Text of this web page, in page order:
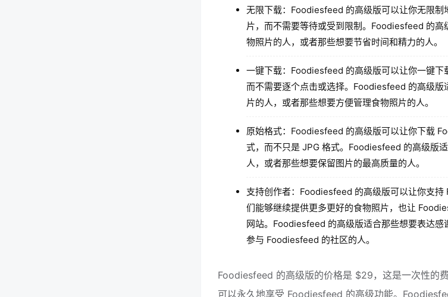
无限下载：Foodiesfeed 的高级版可以让你无限
片，而不需要等待或受到限制。Foodiesfeed 的高
物照片的人，或者那些想要节省时间和精力的人。
一键下载：Foodiesfeed 的高级版可以让你一键下
而不需要逐个点击或选择。Foodiesfeed 的高级版
片的人，或者那些想要方便管理食物照片的人。
原始格式：Foodiesfeed 的高级版可以让你下载
式，而不只是 JPG 格式。Foodiesfeed 的高级版
人，或者那些想要保留图片的最高质量的人。
支持创作者：Foodiesfeed 的高级版可以让你支
们能够继续提供更多更好的食物照片，也让
网站。Foodiesfeed 的高级版适合那些想要表达感
参与 Foodiesfeed 的社区的人。
Foodiesfeed 的高级版的价格是 $29，这是一次性的
可以永久地享受 Foodiesfeed 的高级功能。